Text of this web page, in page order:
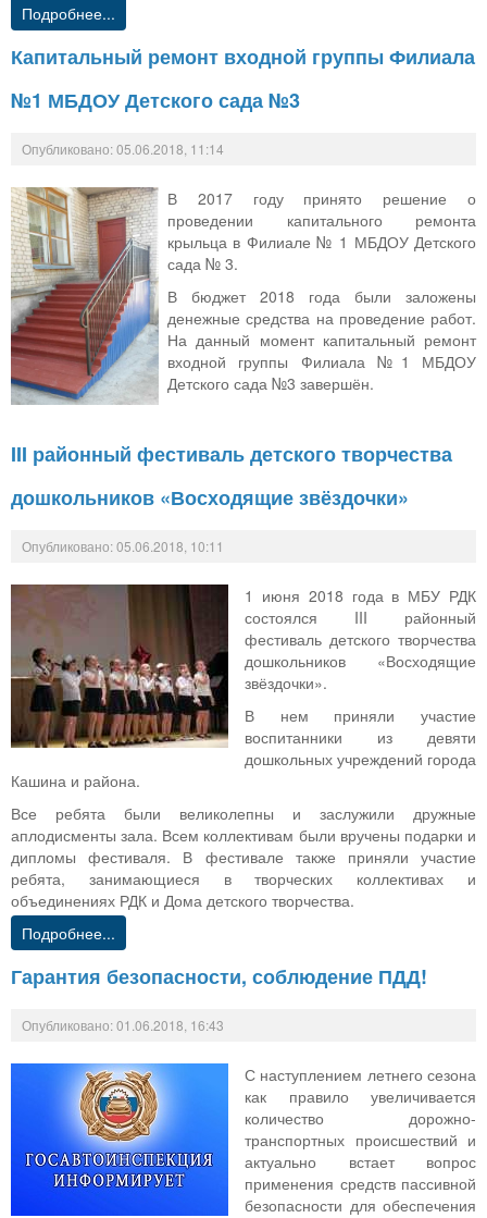
Подробнее...
Капитальный ремонт входной группы Филиала
№1 МБДОУ Детского сада №3
Опубликовано: 05.06.2018, 11:14
В 2017 году принято решение о
проведении капитального ремонта
крыльца в Филиале № 1 МБДОУ Детского
сада № 3.
В бюджет 2018 года были заложены
денежные средства на проведение работ.
На данный момент капитальный ремонт
входной группы Филиала №1 МБДОУ
Детского сада №3 завершён.
III районный фестиваль детского творчества
дошкольников «Восходящие звёздочки»
Опубликовано: 05.06.2018, 10:11
1 июня 2018 года в МБУ РДК
состоялся III районный
фестиваль детского творчества
дошкольников «Восходящие
звёздочки».
В нем приняли участие
воспитанники из девяти
дошкольных учреждений города
Кашина и района.
Все ребята были великолепны и заслужили дружные
аплодисменты зала. Всем коллективам были вручены подарки и
дипломы фестиваля. В фестивале также приняли участие
ребята, занимающиеся в творческих коллективах и
объединениях РДК и Дома детского творчества.
Подробнее...
Гарантия безопасности, соблюдение ПДД!
Опубликовано: 01.06.2018, 16:43
С наступлением летнего сезона
как правило увеличивается
количество дорожно-
транспортных происшествий и
актуально встает вопрос
применения средств пассивной
безопасности для обеспечения